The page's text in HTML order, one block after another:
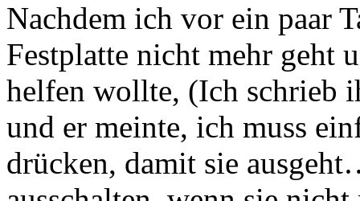
Nachdem ich vor ein paar
Festplatte nicht mehr geht
helfen wollte, (Ich schrieb
und er meinte, ich muss
drücken, damit sie